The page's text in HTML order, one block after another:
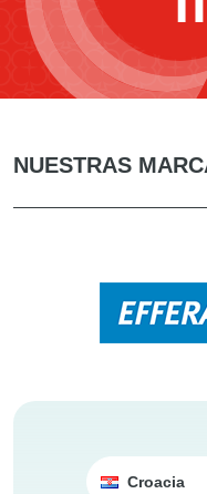
NUESTRAS
Croacia